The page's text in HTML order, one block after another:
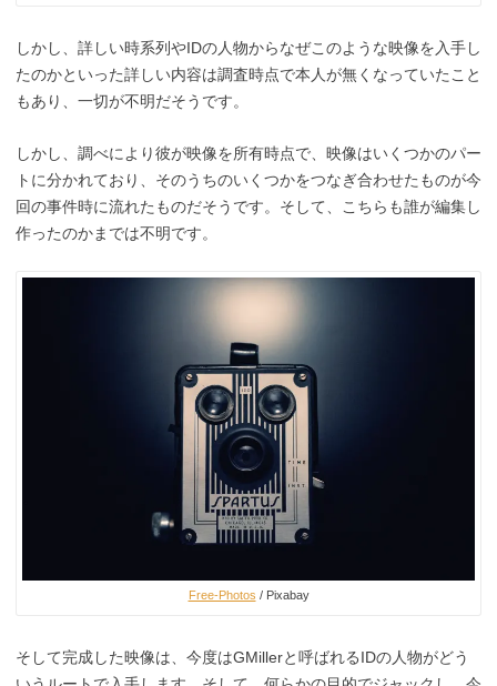
しかし、詳しい時系列やIDの人物からなぜこのような映像を入手し
たのかといった詳しい内容は調査時点で本人が無くなっていたこと
もあり、一切が不明だそうです。
しかし、調べにより彼が映像を所有時点で、映像はいくつかのパー
トに分かれており、そのうちのいくつかをつなぎ合わせたものが今
回の事件時に流れたものだそうです。そして、こちらも誰が編集し
作ったのかまでは不明です。
Free-Photos / Pixabay
そして完成した映像は、今度はGMillerと呼ばれるIDの人物がどう